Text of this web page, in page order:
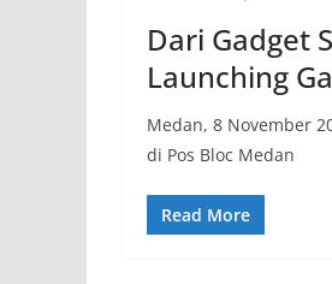
Dari Gadget
Launching
Medan, 8 November
di Pos Bloc Medan
Read More